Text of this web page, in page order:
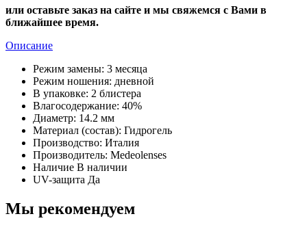
или оставьте заказ на сайте и мы свяжемся с Вами в
ближайшее время.
Описание
Режим замены: 3 месяца
Режим ношения: дневной
В упаковке: 2 блистера
Влагосодержание: 40%
Диаметр: 14.2 мм
Материал (состав): Гидрогель
Производство: Италия
Производитель: Medeolenses
Наличие В наличии
UV-защита Да
Мы рекомендуем